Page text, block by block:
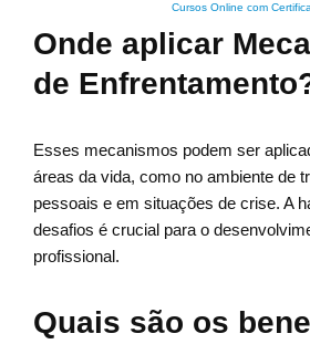
Cursos Online com
Onde aplicar
de
Esses mecanismos podem ser
áreas da vida, como no ambiente de
pessoais e em situações de crise. A
desafios é crucial para o
profissional.
Quais são os